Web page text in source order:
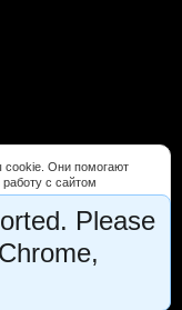
и акции в
Они помогают
с сайтом
с
запретить обработку
браузера либо на
файлов cookie».
Please